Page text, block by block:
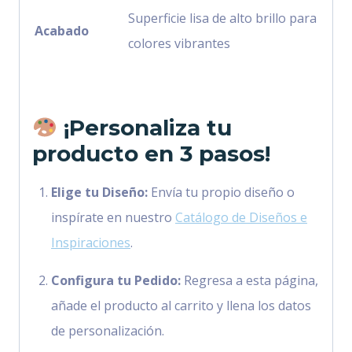
Acabado
Superficie lisa de alto brillo para
colores vibrantes
¡Personaliza tu
producto en 3 pasos!
Elige tu Diseño: Envía tu propio diseño o
inspírate en nuestro Catálogo de Diseños e
Inspiraciones.
Configura tu Pedido: Regresa a esta página,
añade el producto al carrito y llena los datos
de personalización.